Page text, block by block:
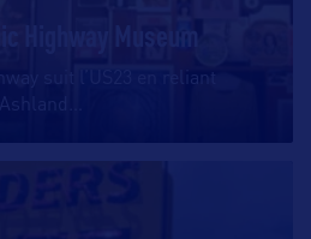
Highway Museum
suit l’US23 en reliant